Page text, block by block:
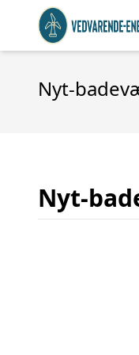
Nyt-
Nyt-